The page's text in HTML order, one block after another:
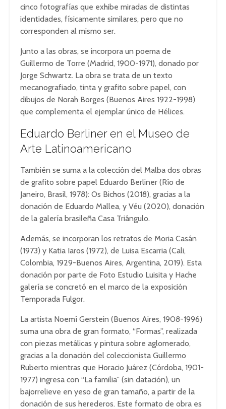
cinco fotografías que exhibe miradas de distintas
identidades, físicamente similares, pero que no
corresponden al mismo ser.
Junto a las obras, se incorpora un poema de
Guillermo de Torre (Madrid, 1900-1971), donado por
Jorge Schwartz. La obra se trata de un texto
mecanografiado, tinta y grafito sobre papel, con
dibujos de Norah Borges (Buenos Aires 1922-1998)
que complementa el ejemplar único de Hélices.
Eduardo Berliner en el Museo de
Arte Latinoamericano
También se suma a la colección del Malba dos obras
de grafito sobre papel Eduardo Berliner (Río de
Janeiro, Brasil, 1978): Os Bichos (2018), gracias a la
donación de Eduardo Mallea, y Véu (2020), donación
de la galería brasileña Casa Triângulo.
Además, se incorporan los retratos de Moria Casán
(1973) y Katia Iaros (1972), de Luisa Escarria (Cali,
Colombia, 1929-Buenos Aires, Argentina, 2019). Esta
donación por parte de Foto Estudio Luisita y Hache
galería se concretó en el marco de la exposición
Temporada Fulgor.
La artista Noemí Gerstein (Buenos Aires, 1908-1996)
suma una obra de gran formato, “Formas”, realizada
con piezas metálicas y pintura sobre aglomerado,
gracias a la donación del coleccionista Guillermo
Ruberto mientras que Horacio Juárez (Córdoba, 1901-
1977) ingresa con “La familia” (sin datación), un
bajorrelieve en yeso de gran tamaño, a partir de la
donación de sus herederos. Este formato de obra es